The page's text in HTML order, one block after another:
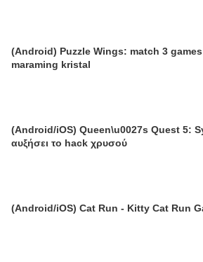
(Android) Puzzle Wings: match 3
maraming kristal
(Android/iOS) Queen\u0027s Quest 5:
αυξήσει το hack χρυσού
(Android/iOS) Cat Run - Kitty Cat Run